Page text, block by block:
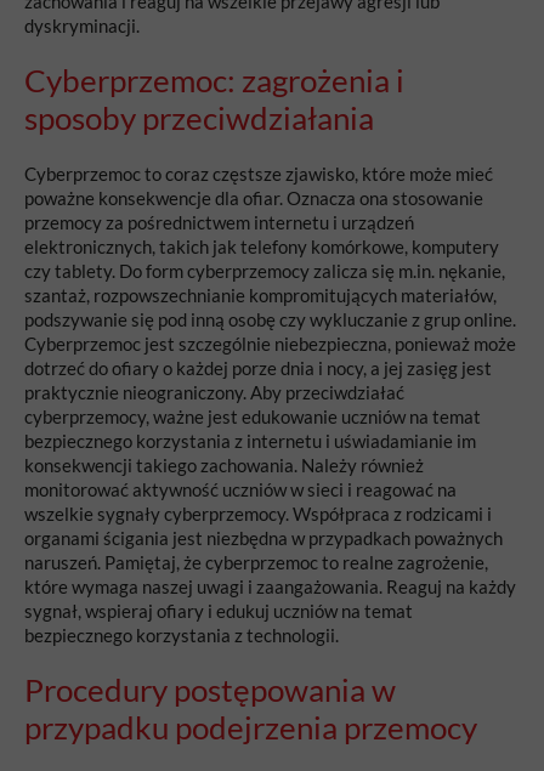
dyskryminacji.
Cyberprzemoc: zagrożenia i
sposoby przeciwdziałania
Cyberprzemoc to coraz częstsze zjawisko, które może mieć
poważne konsekwencje dla ofiar. Oznacza ona stosowanie
przemocy za pośrednictwem internetu i urządzeń
elektronicznych, takich jak telefony komórkowe, komputery
czy tablety. Do form cyberprzemocy zalicza się m.in. nękanie,
szantaż, rozpowszechnianie kompromitujących materiałów,
podszywanie się pod inną osobę czy wykluczanie z grup online.
Cyberprzemoc jest szczególnie niebezpieczna, ponieważ może
dotrzeć do ofiary o każdej porze dnia i nocy, a jej zasięg jest
praktycznie nieograniczony. Aby przeciwdziałać
cyberprzemocy, ważne jest edukowanie uczniów na temat
bezpiecznego korzystania z internetu i uświadamianie im
konsekwencji takiego zachowania. Należy również
monitorować aktywność uczniów w sieci i reagować na
wszelkie sygnały cyberprzemocy. Współpraca z rodzicami i
organami ścigania jest niezbędna w przypadkach poważnych
naruszeń. Pamiętaj, że cyberprzemoc to realne zagrożenie,
które wymaga naszej uwagi i zaangażowania. Reaguj na każdy
sygnał, wspieraj ofiary i edukuj uczniów na temat
bezpiecznego korzystania z technologii.
Procedury postępowania w
przypadku podejrzenia przemocy